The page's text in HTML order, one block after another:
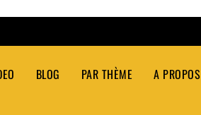
BLOG PAR THÈME A PROPOS